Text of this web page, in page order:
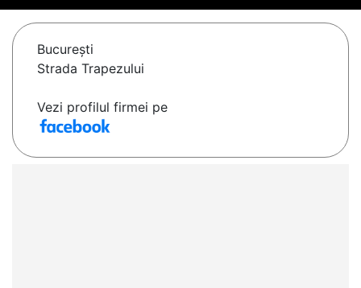
Bucureşti
Strada Trapezului
Vezi profilul firmei pe